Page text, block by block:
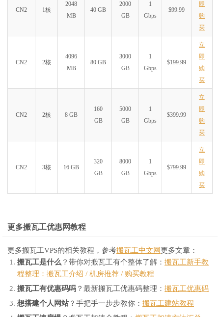
CN2 1核
2048
MB
40 GB
2000
GB
1
Gbps
$99.99
即
购
买
CN2 2核
4096
MB
80 GB
3000
GB
1
Gbps
$199.99
立
即
购
买
CN2 2核 8 GB
160
GB
5000
GB
1
Gbps
$399.99
立
即
购
买
CN2 3核 16 GB
320
GB
8000
GB
1
Gbps
$799.99
立
即
购
买
更多搬瓦工优惠网教程
更多搬瓦工VPS的相关教程，参考搬瓦工中文网 更多文章：
搬瓦工是什么 ？带你对搬瓦工有个整体了解： 搬瓦工新手教
程整理：搬瓦工介绍 / 机房推荐 / 购买教程
搬瓦工有优惠码吗 ？最新搬瓦工优惠码整理： 搬瓦工优惠码
想搭建个人网站？手把手一步步教你： 搬瓦工建站教程